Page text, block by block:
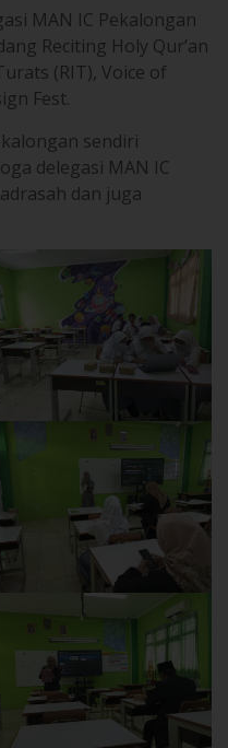
MAN IC Pekalongan
Reciting Holy Qur’an
(RIT), Voice of
Fest.
sendiri
delegasi MAN IC
dan juga